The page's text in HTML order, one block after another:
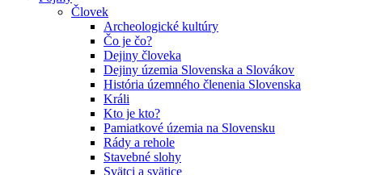
Človek
Archeologické kultúry
Čo je čo?
Dejiny človeka
Dejiny územia Slovenska a Slovákov
História územného členenia Slovenska
Králi
Kto je kto?
Pamiatkové územia na Slovensku
Rády a rehole
Stavebné slohy
Svätci a svätice